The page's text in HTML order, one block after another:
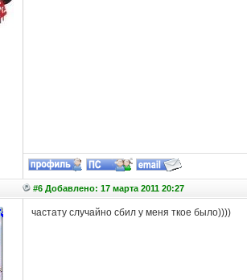
#6 Добавлено: 17 марта 2011 20:27
частату случайно сбил у меня ткое было))))